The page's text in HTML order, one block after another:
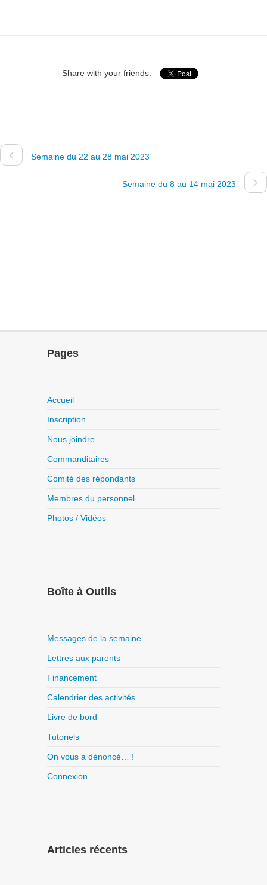
Share with your friends:
Semaine du 22 au 28 mai 2023
Semaine du 8 au 14 mai 2023
Pages
Accueil
Inscription
Nous joindre
Commanditaires
Comité des répondants
Membres du personnel
Photos / Vidéos
Boîte à Outils
Messages de la semaine
Lettres aux parents
Financement
Calendrier des activités
Livre de bord
Tutoriels
On vous a dénoncé… !
Connexion
Articles récents